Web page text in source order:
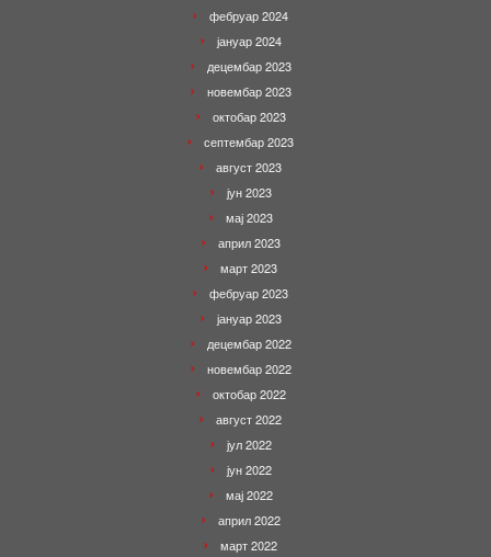
фебруар 2024
јануар 2024
децембар 2023
новембар 2023
октобар 2023
септембар 2023
август 2023
јун 2023
мај 2023
април 2023
март 2023
фебруар 2023
јануар 2023
децембар 2022
новембар 2022
октобар 2022
август 2022
јул 2022
јун 2022
мај 2022
април 2022
март 2022